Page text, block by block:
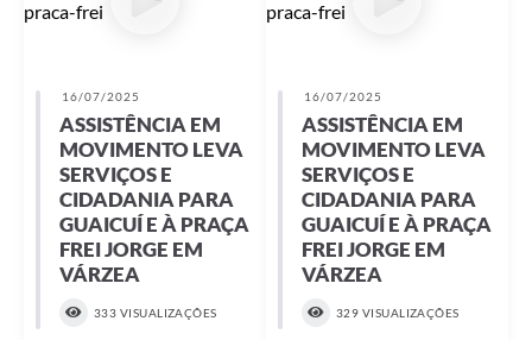
Carta de Serviços
Notícias
Turismo
Obras
Galeria de Vídeos
16/07/2025
ASSISTÊNCIA EM
MOVIMENTO LEVA
SERVIÇOS E
CIDADANIA PARA
GUAICUÍ E À PRAÇA
FREI JORGE EM
VÁRZEA
333 VISUALIZAÇÕES
16/07/2025
ASSISTÊNCIA EM
MOVIMENTO LEVA
SERVIÇOS E
CIDADANIA PARA
GUAICUÍ E À PRAÇA
FREI JORGE EM
VÁRZEA
329 VISUALIZAÇÕES